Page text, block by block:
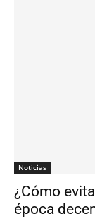
Noticias
¿Cómo
época